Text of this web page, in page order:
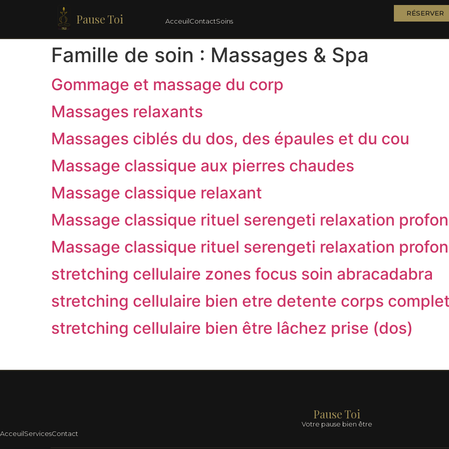
Pause Toi AcceuilContactSoins
RÉSERVER
Famille de soin : Massages & Spa
Gommage et massage du corp
Massages relaxants
Massages ciblés du dos, des épaules et du cou
Massage classique aux pierres chaudes
Massage classique relaxant
Massage classique rituel serengeti relaxation
Massage classique rituel serengeti relaxation
stretching cellulaire zones focus soin abracadabra
stretching cellulaire bien etre detente corps
stretching cellulaire bien être lâchez prise (dos)
Pause Toi
Votre pause bien être
AcceuilServicesContact